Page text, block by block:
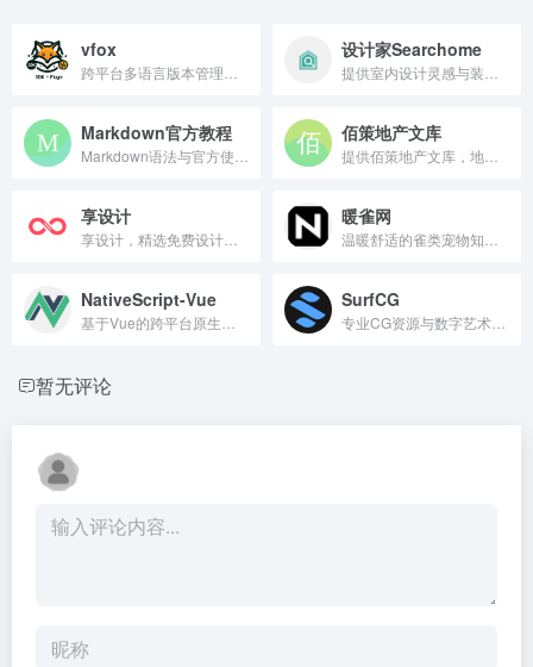
vfox 设计家Searchome
Markdown官方教程 佰策地产文库
享设计 暖雀网
NativeScript-Vue SurfCG
暂无评论